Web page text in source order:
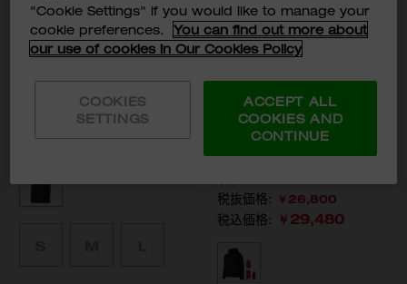
M12 ヒートベスト ブラック
M12 HPVBL2
Color
M12™ ヒートジャケット ブラッ
ク (L) 2.0Ah x 1 キット
M12 HPJBL2-201LR
￥26,800
税込価格: ￥29,480
M12 HPJBL2-201LR
"Cookie Settings" if you would like to manage your
cookie preferences.
You can find out more about
our use of cookies in Our Cookies Policy
COOKIES
SETTINGS
ACCEPT ALL
COOKIES AND
CONTINUE